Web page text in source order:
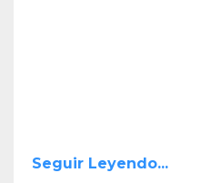
Seguir Leyendo...